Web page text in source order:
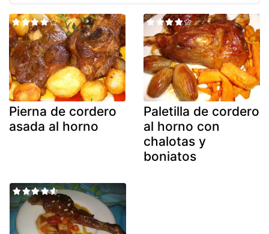
Pierna de cordero
asada al horno
Paletilla de cordero
al horno con
chalotas y
boniatos